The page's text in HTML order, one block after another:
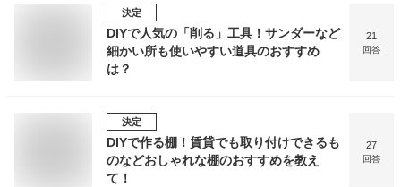
決定
DIYで人気の「削る」工具！サンダーなど
細かい所も使いやすい道具のおすすめ
は？
21
回答
決定
DIYで作る棚！賃貸でも取り付けできるも
のなどおしゃれな棚のおすすめを教え
て！
27
回答